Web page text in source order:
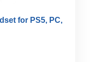
for PS5, PC,